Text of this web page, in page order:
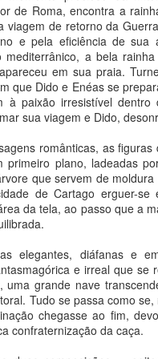
de Roma, encontra a
viagem de retorno da
e pela eficiência de sua
mediterrânico, a bela
em sua praia.
que Dido e Enéas se
à paixão irresistível
sua viagem e Dido,
românticas, as
primeiro plano, ladeadas
que servem de
de Cartago erguer-
da tela, ao passo que a
elegantes, diáfanas e
e irreal que se
uma grande nave
Tudo se passa como
chegasse ao fim,
confraternização da caça.
Literatura
começa aqui uma viagem no
imaginação literária. São 22
do mundo atual e, ao
na alma.
Masp e Pinacoteca
Viagem de Encerramento
prolongar o prazer
ao Masp é satisfação garantida.